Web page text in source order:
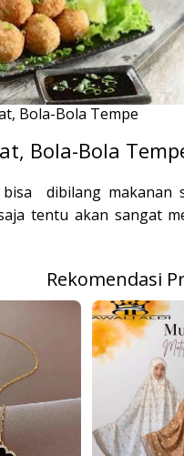
Bola-Bola Tempe
Bola-Bola
dibilang makanan
tentu akan sangat
Rekomendasi